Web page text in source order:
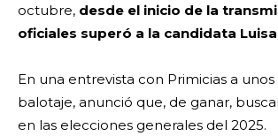
octubre, desde el inicio de la
oficiales superó a la candidata
En una entrevista con Primicias a unos
balotaje, anunció que, de ganar,
en las elecciones generales del 2025.